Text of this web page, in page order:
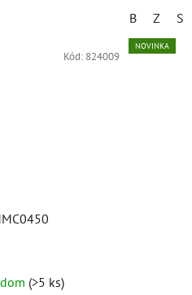
B Z S
(>5 ks)
Kód: 824009
NOVINKA